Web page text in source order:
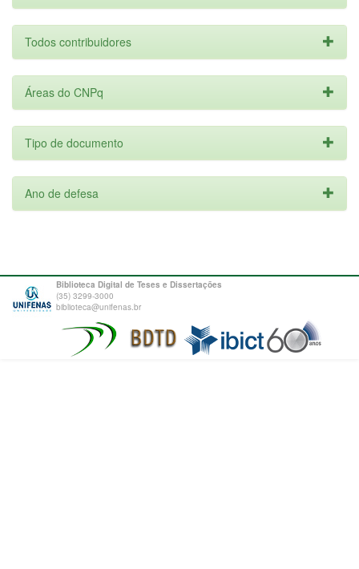
Todos contribuidores
Áreas do CNPq
Tipo de documento
Ano de defesa
Biblioteca Digital de Teses e Dissertações
(35) 3299-3000
biblioteca@unifenas.br